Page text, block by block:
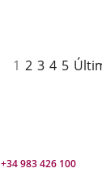
Página
1 Página
2 Página
3 Página
4 Página
5
+34 983 426 100